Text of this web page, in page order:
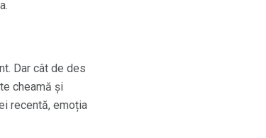
Dar cât de des
cheamă și
recentă, emoția